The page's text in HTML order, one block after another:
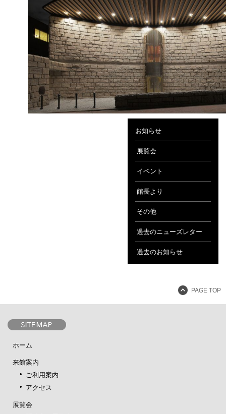
お知らせ
展覧会
イベント
館長より
その他
過去のニューズレター
過去のお知らせ
PAGE TOP
ホーム
来館案内
ご利用案内
アクセス
展覧会